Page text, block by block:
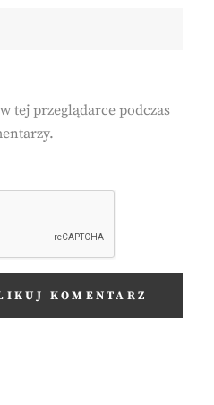
tej przeglądarce podczas